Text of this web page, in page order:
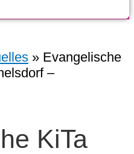
» Evangelische
–
KiTa